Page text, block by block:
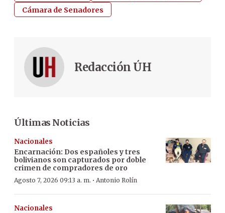
Cámara de Senadores
Redacción ÚH
Últimas Noticias
Nacionales
Encarnación: Dos españoles y tres
bolivianos son capturados por doble
crimen de compradores de oro
Agosto 7, 2026 09:13 a. m. · Antonio Rolín
Nacionales